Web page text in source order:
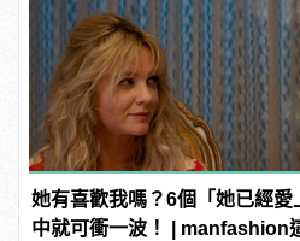
她有喜歡我嗎？6個「她已經
中就可衝一波！ | manfashion